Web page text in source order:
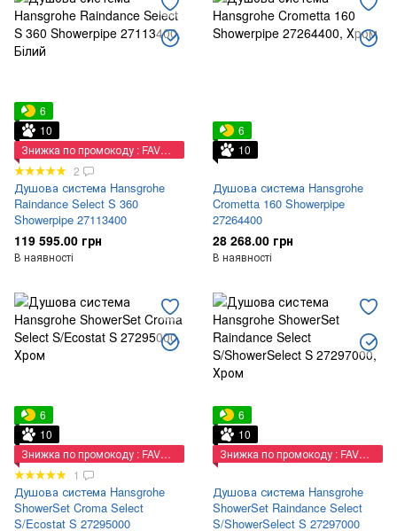
6
10
Знижка по промокоду : FAVORIT
2
Душова система Hansgrohe
Raindance Select S 360
Showerpipe 27113400
119 595.00 грн
В наявності
6
10
Душова система Hansgrohe
Crometta 160 Showerpipe
27264400
28 268.00 грн
В наявності
6
10
Знижка по промокоду : FAVORIT
1
Душова система Hansgrohe
ShowerSet Croma Select
S/Ecostat S 27295000
6
10
Знижка по промокоду : FAVORIT
Душова система Hansgrohe
ShowerSet Raindance Select
S/ShowerSelect S 27297000